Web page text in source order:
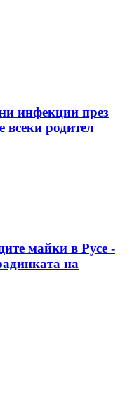
инфекции през
всеки родител
майки в Русе -
на